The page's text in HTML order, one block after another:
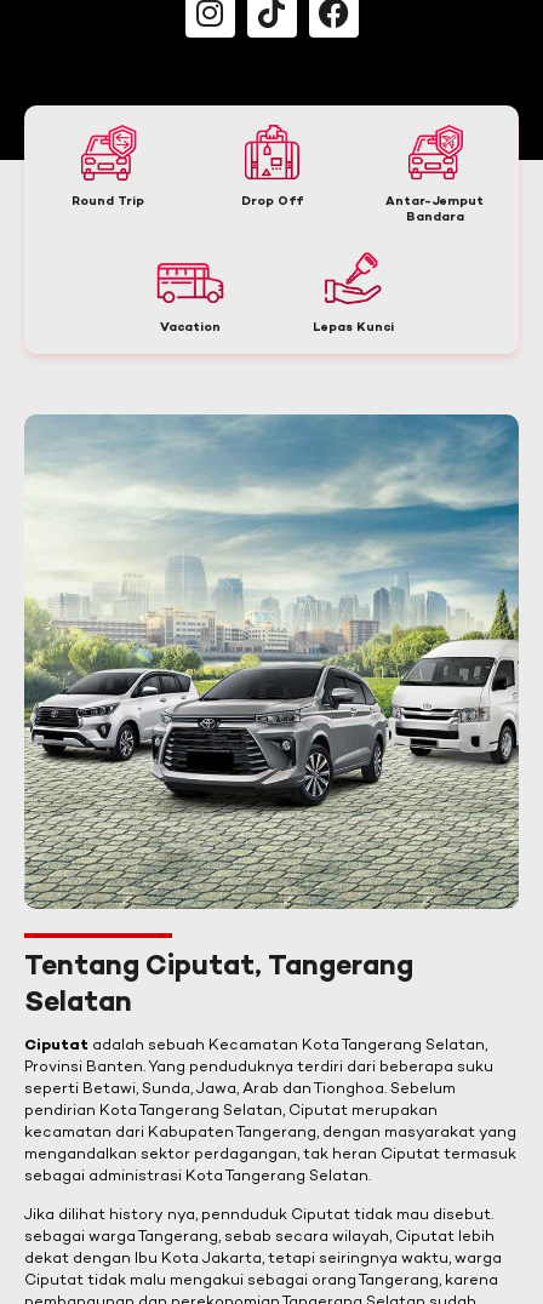
Round Trip Drop Off
Antar-Jemput
Bandara
Vacation Lepas Kunci
Tentang Ciputat, Tangerang
Selatan
Ciputat adalah sebuah Kecamatan Kota Tangerang Selatan,
Provinsi Banten. Yang penduduknya terdiri dari beberapa suku
seperti Betawi, Sunda, Jawa, Arab dan Tionghoa. Sebelum
pendirian Kota Tangerang Selatan, Ciputat merupakan
kecamatan dari Kabupaten Tangerang, dengan masyarakat yang
mengandalkan sektor perdagangan, tak heran Ciputat termasuk
sebagai administrasi Kota Tangerang Selatan.
Jika dilihat history nya, pennduduk Ciputat tidak mau disebut.
sebagai warga Tangerang, sebab secara wilayah, Ciputat lebih
dekat dengan Ibu Kota Jakarta, tetapi seiringnya waktu, warga
Ciputat tidak malu mengakui sebagai orang Tangerang, karena